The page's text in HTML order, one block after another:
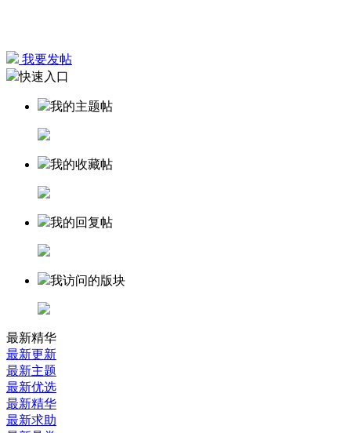
我要发帖
快速入口
我的主题帖
我的收藏帖
我的回复帖
我访问的版块
最新精华
最新更新
最新主题
最新优选
最新精华
最新求助